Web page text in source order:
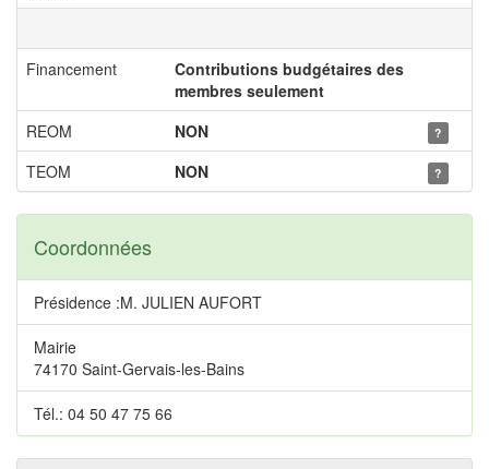
Financement
Contributions budgétaires des
membres seulement
REOM
NON ?
TEOM NON ?
Coordonnées
Présidence :M. JULIEN AUFORT
Mairie
74170 Saint-Gervais-les-Bains
Tél.: 04 50 47 75 66